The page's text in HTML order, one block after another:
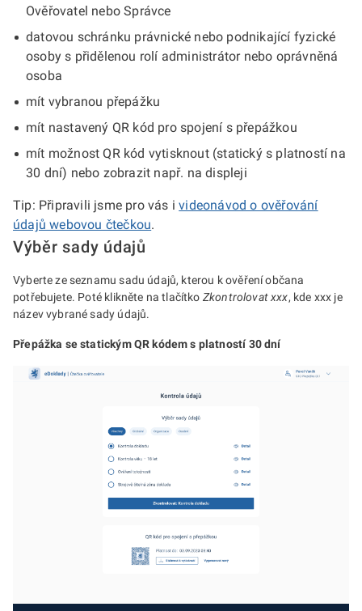
Ověřovatel nebo Správce
datovou schránku právnické nebo podnikající fyzické
osoby s přidělenou rolí administrátor nebo oprávněná
osoba
mít vybranou přepážku
mít nastavený QR kód pro spojení s přepážkou
mít možnost QR kód vytisknout (statický s platností na
30 dní) nebo zobrazit např. na displeji
Tip: Připravili jsme pro vás ivideonávod o ověřování
údajů webovou čtečkou.
Výběr sady údajů
Vyberte ze seznamu sadu údajů, kterou k ověření občana
potřebujete. Poté klikněte na tlačítko Zkontrolovat xxx, kde xxx je
název vybrané sady údajů.
Přepážka se statickým QR kódem s platností 30 dní